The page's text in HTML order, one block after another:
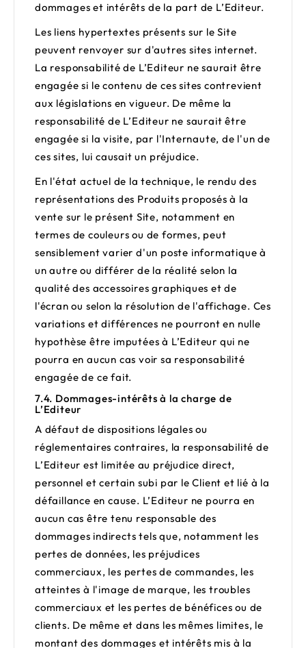
dommages et intérêts de la part de L’Editeur.
Les liens hypertextes présents sur le Site
peuvent renvoyer sur d'autres sites internet.
La responsabilité de L’Editeur ne saurait être
engagée si le contenu de ces sites contrevient
aux législations en vigueur. De même la
responsabilité de L’Editeur ne saurait être
engagée si la visite, par l'Internaute, de l'un de
ces sites, lui causait un préjudice.
En l'état actuel de la technique, le rendu des
représentations des Produits proposés à la
vente sur le présent Site, notamment en
termes de couleurs ou de formes, peut
sensiblement varier d'un poste informatique à
un autre ou différer de la réalité selon la
qualité des accessoires graphiques et de
l'écran ou selon la résolution de l'affichage. Ces
variations et différences ne pourront en nulle
hypothèse être imputées à L’Editeur qui ne
pourra en aucun cas voir sa responsabilité
engagée de ce fait.
7.4. Dommages-intérêts à la charge de
L’Editeur
A défaut de dispositions légales ou
réglementaires contraires, la responsabilité de
L’Editeur est limitée au préjudice direct,
personnel et certain subi par le Client et lié à la
défaillance en cause. L’Editeur ne pourra en
aucun cas être tenu responsable des
dommages indirects tels que, notamment les
pertes de données, les préjudices
commerciaux, les pertes de commandes, les
atteintes à l'image de marque, les troubles
commerciaux et les pertes de bénéfices ou de
clients. De même et dans les mêmes limites, le
montant des dommages et intérêts mis à la